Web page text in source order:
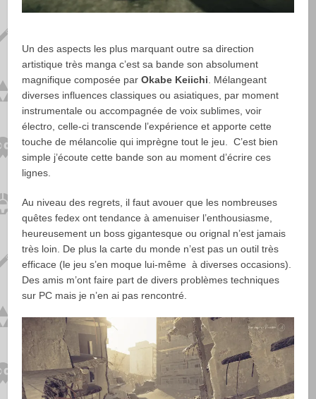
Un des aspects les plus marquant outre sa direction
artistique très manga c’est sa bande son absolument
magnifique composée parOkabe Keiichi . Mélangeant
diverses influences classiques ou asiatiques, par moment
instrumentale ou accompagnée de voix sublimes, voir
électro, celle-ci transcende l’expérience et apporte cette
touche de mélancolie qui imprègne tout le jeu. C’est bien
simple j’écoute cette bande son au moment d’écrire ces
lignes.
Au niveau des regrets, il faut avouer que les nombreuses
quêtes fedex ont tendance à amenuiser l’enthousiasme,
heureusement un boss gigantesque ou orignal n’est jamais
très loin. De plus la carte du monde n’est pas un outil très
efficace (le jeu s’en moque lui-même à diverses occasions).
Des amis m’ont faire part de divers problèmes techniques
sur PC mais je n’en ai pas rencontré.